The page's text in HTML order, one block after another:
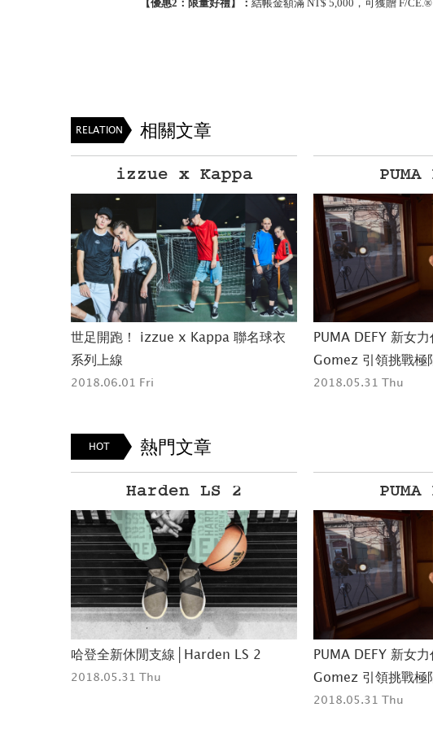
【優惠2 ：限量好禮】： 結帳金額滿 NT$ 5,000，可獲贈 F/
RELATION 相關文章
PUMA DEFY
PUMA DEFY 新女力代表 Selena
Gomez 引領挑戰極限
2018.05.31 Thu
哈登全新休閒支線
2018.05.31 Thu
HOT 熱門文章
PUMA DEFY
PUMA DEFY 新女力代表 Selena
Gomez 引領挑戰極限
adidas
個性女孩専屬老爹鞋
2018.05.29 Tue